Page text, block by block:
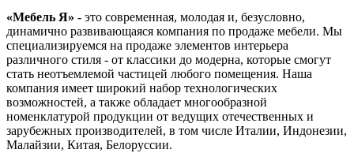
«Мебель Я» - это современная, молодая и, безусловно,
динамично развивающаяся компания по продаже мебели. Мы
специализируемся на продаже элементов интерьера
различного стиля - от классики до модерна, которые смогут
стать неотъемлемой частицей любого помещения. Наша
компания имеет широкий набор технологических
возможностей, а также обладает многообразной
номенклатурой продукции от ведущих отечественных и
зарубежных производителей, в том числе Италии, Индонезии,
Малайзии, Китая, Белоруссии.